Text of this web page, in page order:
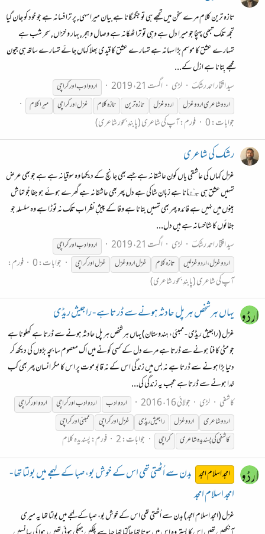
تازہ ترین کلام مرے سخن میں تجھے ہی تو جگمگانا ہے بیان میرا سہی, پر ترا فسانہ ہے جو خود کو جان گیا
تجھ تلک تبھی پہنچا جو میرا دل ہے وہی تو ترا ٹھکانہ ہے وصال و ہجر, بہار و خزاں, سحر شب ہے
تمہارے عشق کا موسم بڑا سہانہ ہے تمہارے عشق کا قیدی بھلا کہاں جائے تمہارے ساتھ ہی جیون
مجھے بِتانا ہے ازل کے...
سید افتخار احمد رشکؔ
لڑی اگست 21، 2019 اردو ادباورکراچی
اردو شاعری اردوغزل اردوغزل تازہ ترین تازہ کلام غزلاورکراچی میرا کلام
جوابات: 0 فورم:آپ کی شاعری (پابندِ بحور شاعری)
رشک کی شاعری
غزل کہاں کی عاشقی یاں کون عاشقانہ ہے جسے بھی جانچ کے دیکھا وہ سوقیانہ ہے ہے جو بھی عرض
تمہیں عشق ہی جٙتٙانا ہے زبان شاکی ہے دل پھر بھی عاشقانہ ہے گھرے ہوئے ہو جفا جُو تماش
بینوں میں نہیں ہے فائدہ پھر بھی تمہیں بتانا ہے وفا کے پیشِ نظر اب تلک نہ توڑا ہے وہ سلسلہ جو
جفائوں کا شاخسانہ ہے ہیں دل...
سید افتخار احمد رشکؔ
لڑی اگست 21، 2019 اردو ادباورکراچی
اردوغزل، اردوغزلیں تازہ کلام غزلاردوغزل غزلاورکراچی جوابات: 0
فورم:
آپ کی شاعری (پابندِ بحور شاعری)
یہاں ہرشخص ہر پل حادثہ ہونے سے ڈرتا ہے - راجیش ریڈی
غزل (راجیش ریڈی - ممبئی، ہندوستان) یہاں ہرشخص ہر پل حادثہ ہونے سے ڈرتا ہے کھلونا ہے
جو مٹی کا فنا ہونے سے ڈرتا ہے مرے دل کے کسی کونے میں اک معصوم سا بچہ بڑوں کی دیکھ کر
دنیا بڑا ہونے سے ڈرتا ہے نہ بس میں زندگی اس کے نہ قابو موت پر اس کا مگر انسان پھر بھی کب
خدا ہونے سے ڈرتا ہے عجب یہ زندگی کی...
کاشفی
لڑی جولائی 16، 2016 اردو ادب اردو ادباورکراچی اردواورکراچی
اردو شاعری
اردوغزل راجیش ریڈی غزلاورکراچی ممبئیاورکراچی
کاشفی کی پسندیدہ شاعری
کراچی جوابات: 2 فورم:پسندیدہ کلام
امجد اسلام امجد بدن سے اُٹھتی تھی اس کے خوش بو، صبا کے لہجے میں بولتا تھا -
امجد اسلام امجد
غزل (امجد اسلام امجد) بدن سے اُٹھتی تھی اس کے خوش بو، صبا کے لہجے میں بولتا تھا یہ میری